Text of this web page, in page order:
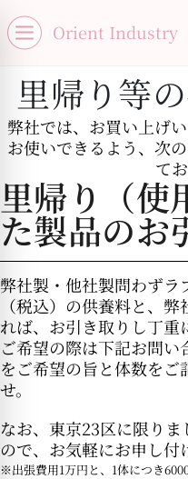
Open menu
Orient Industry
No
menu
里帰り等
弊社では、お買い上げ
お使いできるよう、次
て
里帰り（使
た製品のお
弊社製・他社製問わずラ
（税込）の供養料と、
れば、お引き取りし丁重
ご希望の際は下記お問い
をご希望の旨と体数をご
せ。
なお、東京23区に限り
ので、お気軽にお申し付
※出張費用1万円と、1体につき